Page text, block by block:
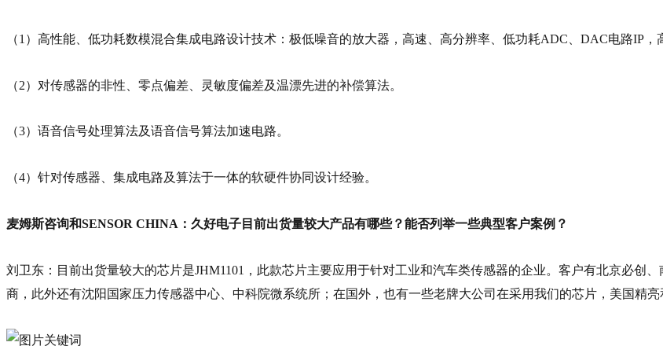
（1）高性能、低功耗数模混合集成电路设计技术：极低噪音的放大器，高速、高分辨率、低功耗ADC、DAC电路IP，
（2）对传感器的非性、零点偏差、灵敏度偏差及温漂先进的补偿算法。
（3）语音信号处理算法及语音信号算法加速电路。
（4）针对传感器、集成电路及算法于一体的软硬件协同设计经验。
麦姆斯咨询和SENSOR CHINA：久好电子目前出货量较大产品有哪些？能否列举一些典型客户案例？
刘卫东：目前出货量较大的芯片是JHM1101，此款芯片主要应用于针对工业和汽车类传感器的企业。客户有北京必创
商，此外还有沈阳国家压力传感器中心、中科院微系统所；在国外，也有一些老牌大公司在采用我们的芯片，美国精